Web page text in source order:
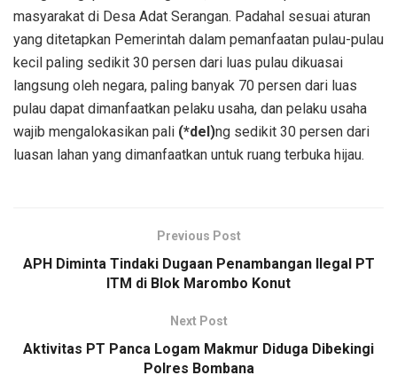
masyarakat di Desa Adat Serangan. Padahal sesuai aturan
yang ditetapkan Pemerintah dalam pemanfaatan pulau-pulau
kecil paling sedikit 30 persen dari luas pulau dikuasai
langsung oleh negara, paling banyak 70 persen dari luas
pulau dapat dimanfaatkan pelaku usaha, dan pelaku usaha
wajib mengalokasikan pali (*del)ng sedikit 30 persen dari
luasan lahan yang dimanfaatkan untuk ruang terbuka hijau.
Previous Post
APH Diminta Tindaki Dugaan Penambangan Ilegal PT
ITM di Blok Marombo Konut
Next Post
Aktivitas PT Panca Logam Makmur Diduga Dibekingi
Polres Bombana